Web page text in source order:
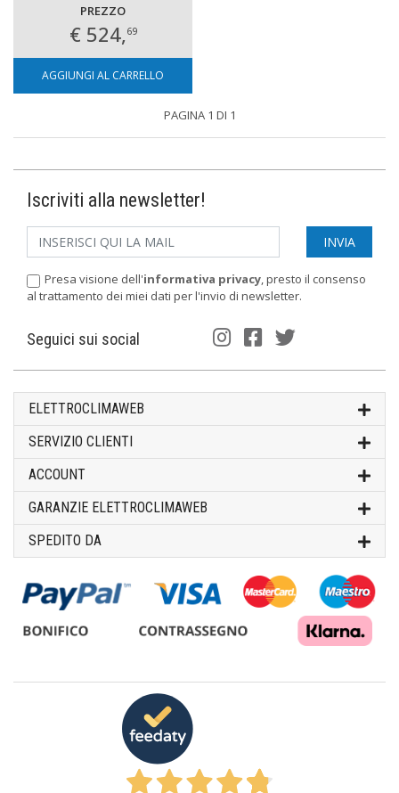
PREZZO
€ 524,69
AGGIUNGI AL CARRELLO
PAGINA 1 DI 1
Iscriviti alla newsletter!
Presa visione dell'informativa privacy, presto il consenso
al trattamento dei miei dati per l'invio di newsletter.
Seguici sui social
ELETTROCLIMAWEB
SERVIZIO CLIENTI
ACCOUNT
GARANZIE ELETTROCLIMAWEB
SPEDITO DA